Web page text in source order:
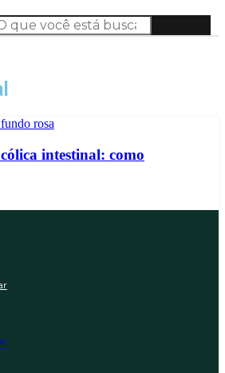
intestinal: como